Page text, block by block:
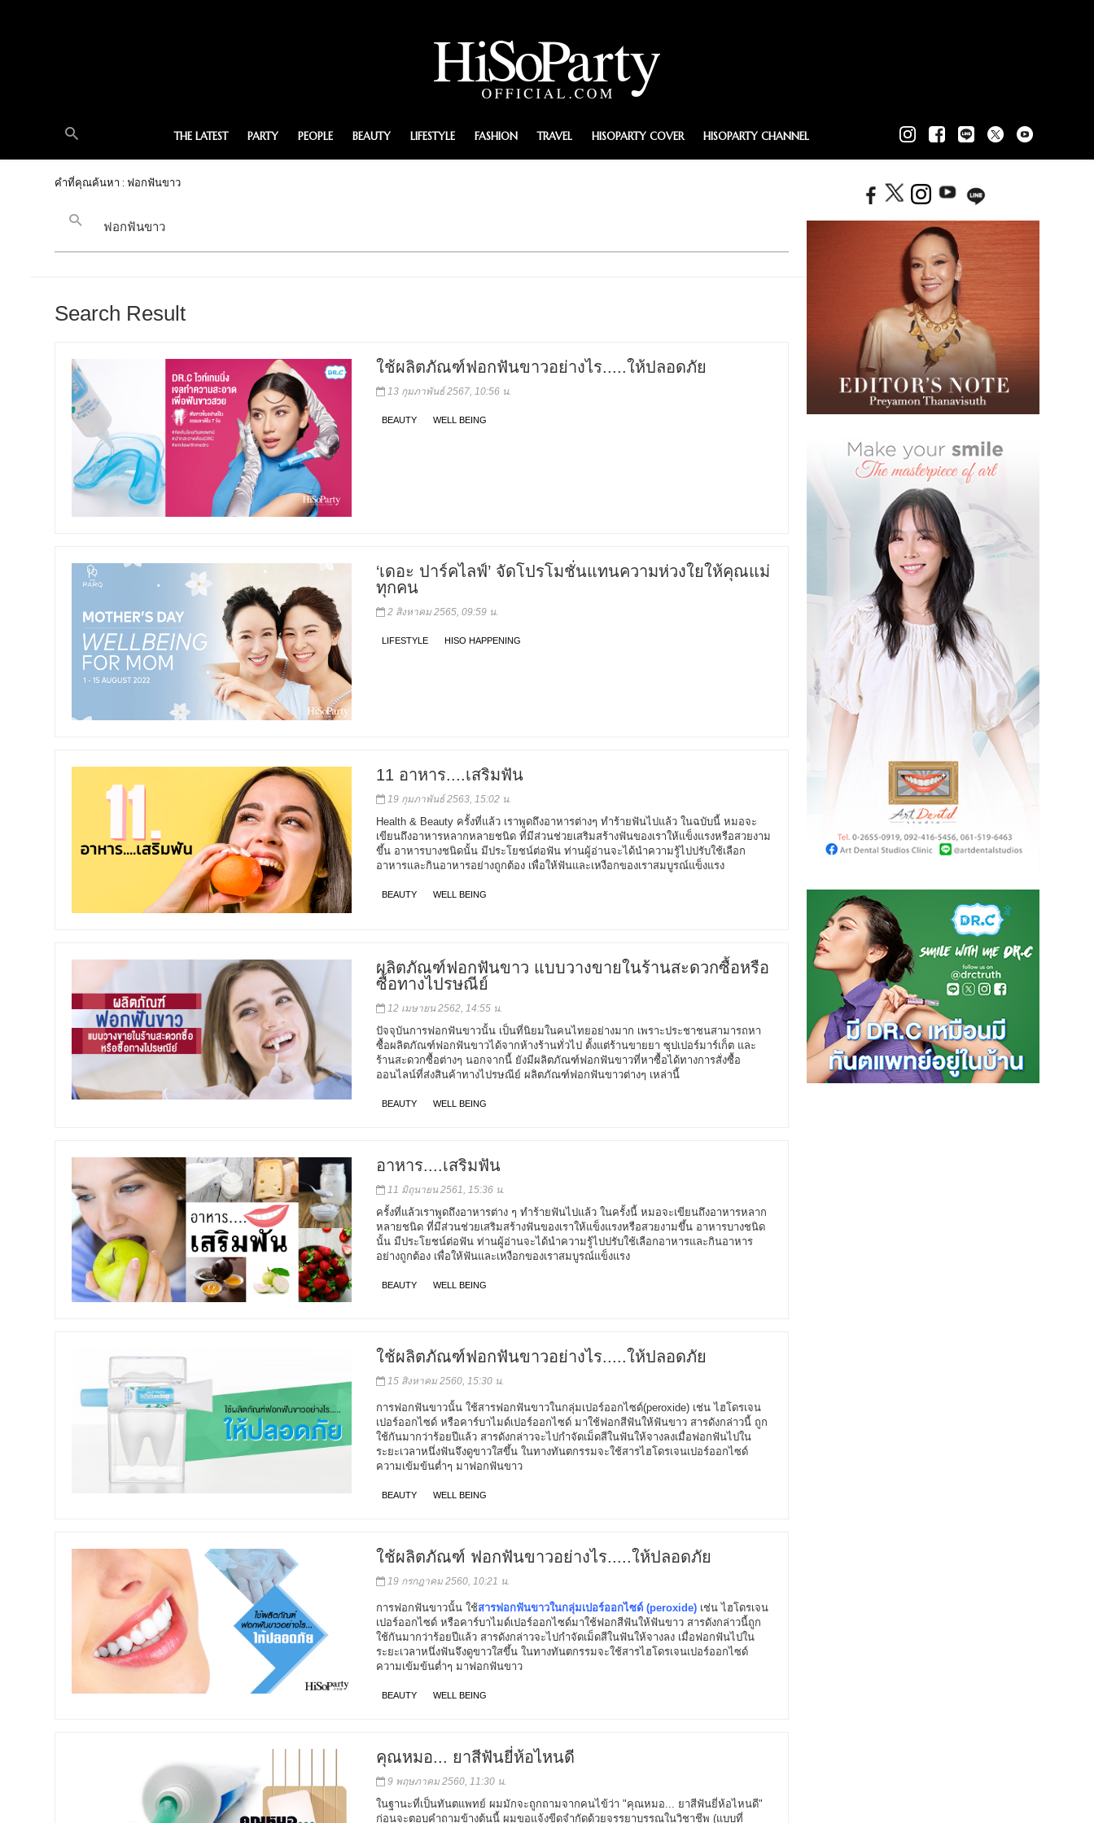
THE LATEST PARTY PEOPLE BEAUTY LIFESTYLE FASHION TRAVEL HISOPARTY COVER HISOPARTY CHANNEL
คำที่คุณค้นหา : ฟอกฟันขาว
Search Result
ใช้ผลิตภัณฑ์ฟอกฟันขาวอย่างไร.....ให้ปลอดภัย
13 กุมภาพันธ์ 2567, 10:56 น.
BEAUTY WELL BEING
‘เดอะ ปาร์คไลฟ์’ จัดโปรโมชั่นแทนความห่วงใยให้คุณแม่
ทุกคน
2 สิงหาคม 2565, 09:59 น.
LIFESTYLE HISO HAPPENING
11 อาหาร....เสริมฟัน
19 กุมภาพันธ์ 2563, 15:02 น.
Health & Beauty ครั้งที่แล้ว เราพูดถึงอาหารต่างๆ ทำร้ายฟันไปแล้ว ในฉบับนี้ หมอจะ
เขียนถึงอาหารหลากหลายชนิด ที่มีส่วนช่วยเสริมสร้างฟันของเราให้แข็งแรงหรือสวยงาม
ขึ้น อาหารบางชนิดนั้น มีประโยชน์ต่อฟัน ท่านผู้อ่านจะได้นำความรู้ไปปรับใช้เลือก
อาหารและกินอาหารอย่างถูกต้อง เพื่อให้ฟันและเหงือกของเราสมบูรณ์แข็งแรง
BEAUTY WELL BEING
ผลิตภัณฑ์ฟอกฟันขาว แบบวางขายในร้านสะดวกซื้อหรือ
ซื้อทางไปรษณีย์
12 เมษายน 2562, 14:55 น.
ปัจจุบันการฟอกฟันขาวนั้น เป็นที่นิยมในคนไทยอย่างมาก เพราะประชาชนสามารถหา
ซื้อผลิตภัณฑ์ฟอกฟันขาวได้จากห้างร้านทั่วไป ตั้งแต่ร้านขายยา ซุปเปอร์มาร์เก็ต และ
ร้านสะดวกซื้อต่างๆ นอกจากนี้ ยังมีผลิตภัณฑ์ฟอกฟันขาวที่หาซื้อได้ทางการสั่งซื้อ
ออนไลน์ที่ส่งสินค้าทางไปรษณีย์ ผลิตภัณฑ์ฟอกฟันขาวต่างๆ เหล่านี้
BEAUTY WELL BEING
อาหาร....เสริมฟัน
11 มิถุนายน 2561, 15:36 น.
ครั้งที่แล้วเราพูดถึงอาหารต่าง ๆ ทำร้ายฟันไปแล้ว ในครั้งนี้ หมอจะเขียนถึงอาหารหลาก
หลายชนิด ที่มีส่วนช่วยเสริมสร้างฟันของเราให้แข็งแรงหรือสวยงามขึ้น อาหารบางชนิด
นั้น มีประโยชน์ต่อฟัน ท่านผู้อ่านจะได้นำความรู้ไปปรับใช้เลือกอาหารและกินอาหาร
อย่างถูกต้อง เพื่อให้ฟันและเหงือกของเราสมบูรณ์แข็งแรง
BEAUTY WELL BEING
ใช้ผลิตภัณฑ์ฟอกฟันขาวอย่างไร.....ให้ปลอดภัย
15 สิงหาคม 2560, 15:30 น.
การฟอกฟันขาวนั้น ใช้สารฟอกฟันขาวในกลุ่มเปอร์ออกไซด์(peroxide) เช่น ไฮโดรเจน
เปอร์ออกไซด์ หรือคาร์บาไมด์เปอร์ออกไซด์ มาใช้ฟอกสีฟันให้ฟันขาว สารดังกล่าวนี้ ถูก
ใช้กันมากว่าร้อยปีแล้ว สารดังกล่าวจะไปกำจัดเม็ดสีในฟันให้จางลงเมื่อฟอกฟันไปใน
ระยะเวลาหนึ่งฟันจึงดูขาวใสขึ้น ในทางทันตกรรมจะใช้สารไฮโดรเจนเปอร์ออกไซด์
ความเข้มข้นต่ำๆ มาฟอกฟันขาว
BEAUTY WELL BEING
ใช้ผลิตภัณฑ์ ฟอกฟันขาวอย่างไร.....ให้ปลอดภัย
19 กรกฎาคม 2560, 10:21 น.
การฟอกฟันขาวนั้น ใช้สารฟอกฟันขาวในกลุ่มเปอร์ออกไซด์ (peroxide) เช่น ไฮโดรเจน
เปอร์ออกไซด์ หรือคาร์บาไมด์เปอร์ออกไซด์มาใช้ฟอกสีฟันให้ฟันขาว สารดังกล่าวนี้ถูก
ใช้กันมากว่าร้อยปีแล้ว สารดังกล่าวจะไปกำจัดเม็ดสีในฟันให้จางลง เมื่อฟอกฟันไปใน
ระยะเวลาหนึ่งฟันจึงดูขาวใสขึ้น ในทางทันตกรรมจะใช้สารไฮโดรเจนเปอร์ออกไซด์
ความเข้มข้นต่ำๆ มาฟอกฟันขาว
BEAUTY WELL BEING
คุณหมอ... ยาสีฟันยี่ห้อไหนดี
9 พฤษภาคม 2560, 11:30 น.
ในฐานะที่เป็นทันตแพทย์ ผมมักจะถูกถามจากคนไข้ว่า "คุณหมอ... ยาสีฟันยี่ห้อไหนดี"
ก่อนจะตอบคำถามข้างต้นนี้ ผมขอแจ้งขีดจำกัดด้วยจรรยาบรรณในวิชาชีพ (แบบที่